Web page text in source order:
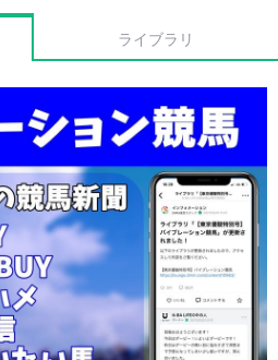
ライブラリ